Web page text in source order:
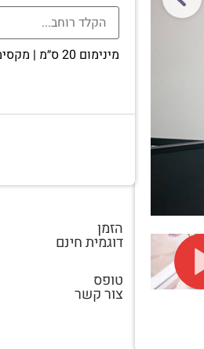
מינימום 20 ס״מ | מקסימום 250 ס״מ
הזמן
דוגמית חינם
טופס
צור קשר